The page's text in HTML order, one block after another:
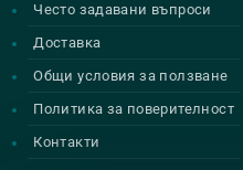
Често задавани въпроси
Доставка
Общи условия за ползване
Политика за поверителност
Контакти